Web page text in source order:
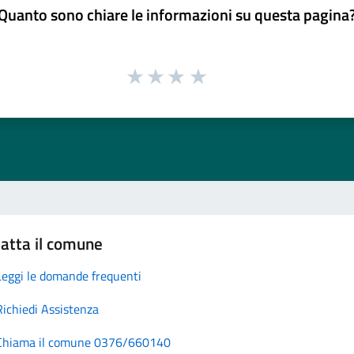
sono chiare le informazioni su questa
il comune
le domande frequenti
Assistenza
il comune 0376/660140